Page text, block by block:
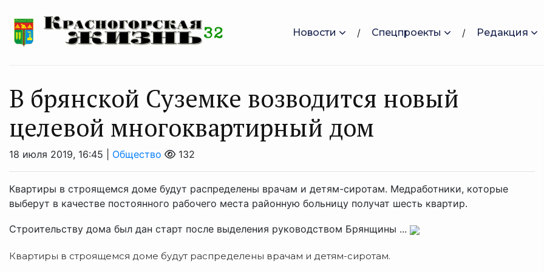
Новости Спецпроекты Редакция
В брянской Суземке возводится новый
целевой многоквартирный дом
18 июля 2019, 16:45 | Общество 132
Квартиры в строящемся доме будут распределены врачам и детям-сиротам. Медработники, которые
выберут в качестве постоянного рабочего места районную больницу получат шесть квартир.
Строительству дома был дан старт после выделения руководством Брянщины ...
Квартиры в строящемся доме будут распределены врачам и детям-сиротам.